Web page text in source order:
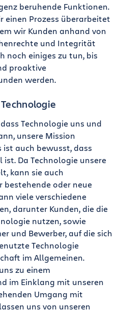
beruhende Funktionen.
einen Prozess überarbeitet
wir Kunden anhand von
und Integrität
noch einiges zu tun, bis
proaktive
werden.
Technologie uns und
unsere Mission
auch bewusst, dass
Da Technologie unsere
kann sie auch
bestehende oder neue
viele verschiedene
darunter Kunden, die die
nutzen, sowie
und Bewerber, auf die sich
Technologie
im Allgemeinen.
zu einem
im Einklang mit unseren
Umgang mit
uns von unseren